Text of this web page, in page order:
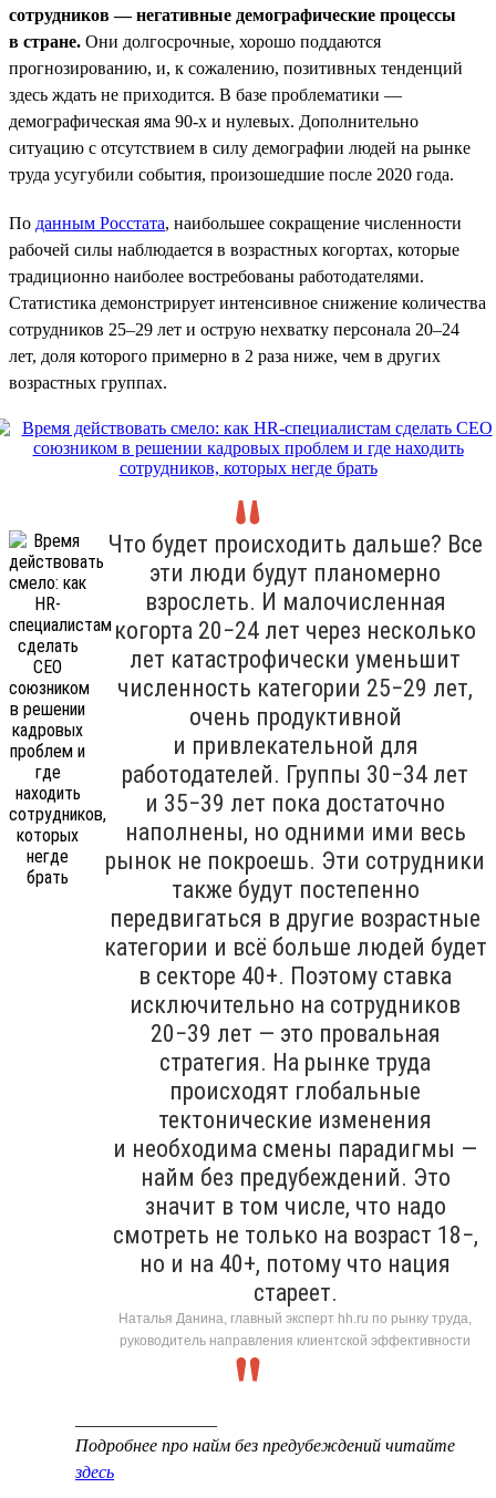
сотрудников — негативные демографические процессы
в стране. Они долгосрочные, хорошо поддаются
прогнозированию, и, к сожалению, позитивных тенденций
здесь ждать не приходится. В базе проблематики —
демографическая яма 90-х и нулевых. Дополнительно
ситуацию с отсутствием в силу демографии людей на рынке
труда усугубили события, произошедшие после 2020 года.
По данным Росстата, наибольшее сокращение численности
рабочей силы наблюдается в возрастных когортах, которые
традиционно наиболее востребованы работодателями.
Статистика демонстрирует интенсивное снижение количества
сотрудников 25–29 лет и острую нехватку персонала 20–24
лет, доля которого примерно в 2 раза ниже, чем в других
возрастных группах.
Что будет происходить дальше? Все
эти люди будут планомерно
взрослеть. И малочисленная
когорта 20−24 лет через несколько
лет катастрофически уменьшит
численность категории 25−29 лет,
очень продуктивной
и привлекательной для
работодателей. Группы 30−34 лет
и 35−39 лет пока достаточно
наполнены, но одними ими весь
рынок не покроешь. Эти сотрудники
также будут постепенно
передвигаться в другие возрастные
категории и всё больше людей будет
в секторе 40+. Поэтому ставка
исключительно на сотрудников
20−39 лет — это провальная
стратегия. На рынке труда
происходят глобальные
тектонические изменения
и необходима смены парадигмы —
найм без предубеждений. Это
значит в том числе, что надо
смотреть не только на возраст 18−,
но и на 40+, потому что нация
стареет.
Наталья Данина, главный эксперт hh.ru по рынку труда,
руководитель направления клиентской эффективности
Подробнее про найм без предубеждений читайте
здесь